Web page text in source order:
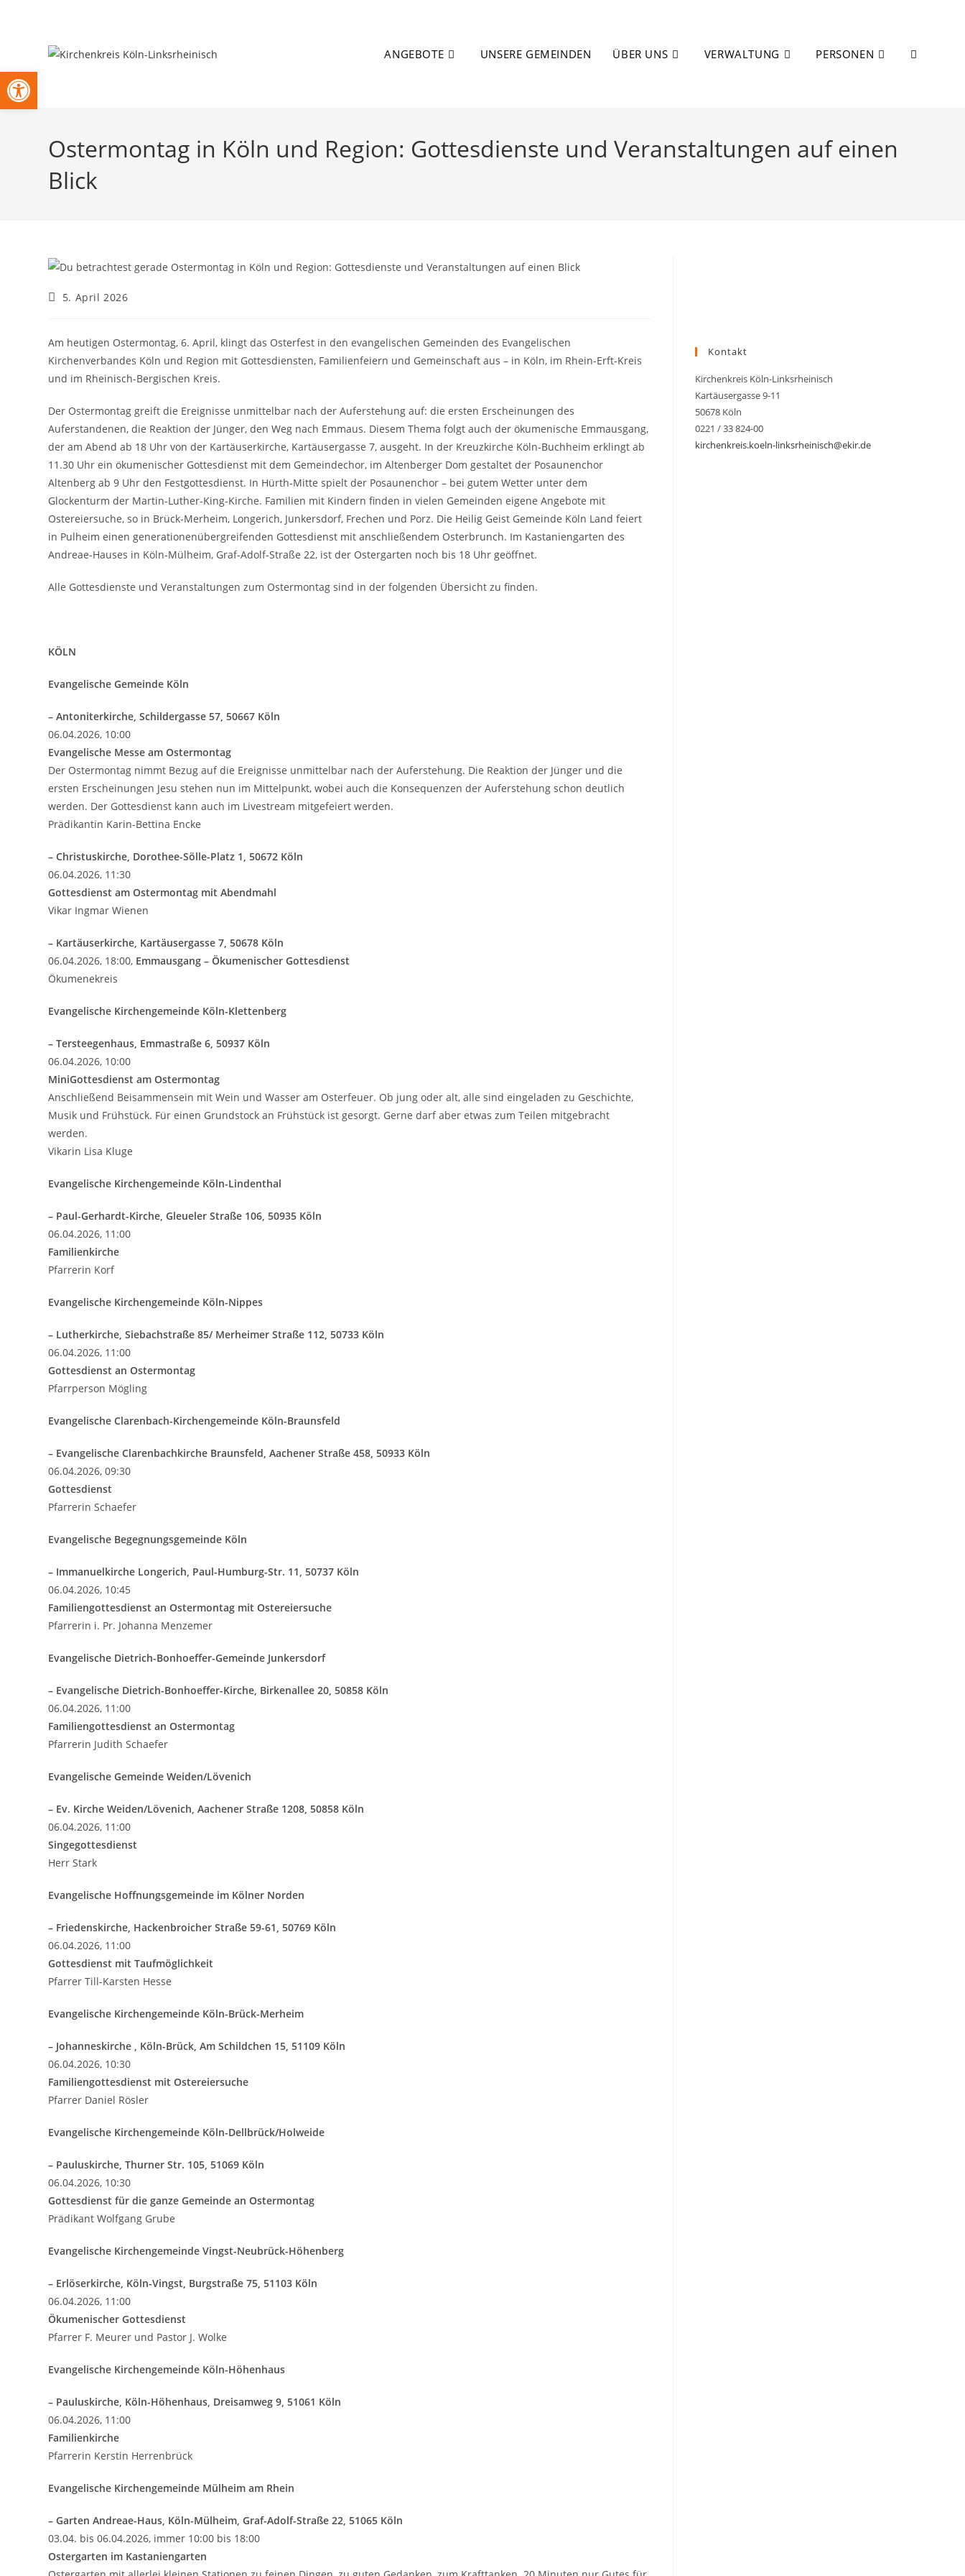
ANGEBOTE UNSERE GEMEINDEN ÜBER UNS VERWALTUNG PERSONEN WEBSITE-
Ostermontag in Köln und Region: Gottesdienste und Veranstaltungen auf einen
Blick
Beitrag
5. April 2026
Am heutigen Ostermontag, 6. April, klingt das Osterfest in den evangelischen Gemeinden des Evangelischen
Kirchenverbandes Köln und Region mit Gottesdiensten, Familienfeiern und Gemeinschaft aus – in Köln, im Rhein-Erft-Kreis
und im Rheinisch-Bergischen Kreis.
Der Ostermontag greift die Ereignisse unmittelbar nach der Auferstehung auf: die ersten Erscheinungen des
Auferstandenen, die Reaktion der Jünger, den Weg nach Emmaus. Diesem Thema folgt auch der ökumenische Emmausgang,
der am Abend ab 18 Uhr von der Kartäuserkirche, Kartäusergasse 7, ausgeht. In der Kreuzkirche Köln-Buchheim erklingt ab
11.30 Uhr ein ökumenischer Gottesdienst mit dem Gemeindechor, im Altenberger Dom gestaltet der Posaunenchor
Altenberg ab 9 Uhr den Festgottesdienst. In Hürth-Mitte spielt der Posaunenchor – bei gutem Wetter unter dem
Glockenturm der Martin-Luther-King-Kirche. Familien mit Kindern finden in vielen Gemeinden eigene Angebote mit
Ostereiersuche, so in Brück-Merheim, Longerich, Junkersdorf, Frechen und Porz. Die Heilig Geist Gemeinde Köln Land feiert
in Pulheim einen generationenübergreifenden Gottesdienst mit anschließendem Osterbrunch. Im Kastaniengarten des
Andreae-Hauses in Köln-Mülheim, Graf-Adolf-Straße 22, ist der Ostergarten noch bis 18 Uhr geöffnet.
Alle Gottesdienste und Veranstaltungen zum Ostermontag sind in der folgenden Übersicht zu finden.
KÖLN
Evangelische Gemeinde Köln
– Antoniterkirche, Schildergasse 57, 50667 Köln
06.04.2026, 10:00
Evangelische Messe am Ostermontag
Der Ostermontag nimmt Bezug auf die Ereignisse unmittelbar nach der Auferstehung. Die Reaktion der Jünger und die
ersten Erscheinungen Jesu stehen nun im Mittelpunkt, wobei auch die Konsequenzen der Auferstehung schon deutlich
werden. Der Gottesdienst kann auch im Livestream mitgefeiert werden.
Prädikantin Karin-Bettina Encke
– Christuskirche, Dorothee-Sölle-Platz 1, 50672 Köln
06.04.2026, 11:30
Gottesdienst am Ostermontag mit Abendmahl
Vikar Ingmar Wienen
– Kartäuserkirche, Kartäusergasse 7, 50678 Köln
06.04.2026, 18:00, Emmausgang – Ökumenischer Gottesdienst
Ökumenekreis
Evangelische Kirchengemeinde Köln-Klettenberg
– Tersteegenhaus, Emmastraße 6, 50937 Köln
06.04.2026, 10:00
MiniGottesdienst am Ostermontag
Anschließend Beisammensein mit Wein und Wasser am Osterfeuer. Ob jung oder alt, alle sind eingeladen zu Geschichte,
Musik und Frühstück. Für einen Grundstock an Frühstück ist gesorgt. Gerne darf aber etwas zum Teilen mitgebracht
werden.
Vikarin Lisa Kluge
Evangelische Kirchengemeinde Köln-Lindenthal
– Paul-Gerhardt-Kirche, Gleueler Straße 106, 50935 Köln
06.04.2026, 11:00
Familienkirche
Pfarrerin Korf
Evangelische Kirchengemeinde Köln-Nippes
– Lutherkirche, Siebachstraße 85/ Merheimer Straße 112, 50733 Köln
06.04.2026, 11:00
Gottesdienst an Ostermontag
Pfarrperson Mögling
Evangelische Clarenbach-Kirchengemeinde Köln-Braunsfeld
– Evangelische Clarenbachkirche Braunsfeld, Aachener Straße 458, 50933 Köln
06.04.2026, 09:30
Gottesdienst
Pfarrerin Schaefer
Evangelische Begegnungsgemeinde Köln
– Immanuelkirche Longerich, Paul-Humburg-Str. 11, 50737 Köln
06.04.2026, 10:45
Familiengottesdienst an Ostermontag mit Ostereiersuche
Pfarrerin i. Pr. Johanna Menzemer
Evangelische Dietrich-Bonhoeffer-Gemeinde Junkersdorf
– Evangelische Dietrich-Bonhoeffer-Kirche, Birkenallee 20, 50858 Köln
06.04.2026, 11:00
Familiengottesdienst an Ostermontag
Pfarrerin Judith Schaefer
Evangelische Gemeinde Weiden/Lövenich
– Ev. Kirche Weiden/Lövenich, Aachener Straße 1208, 50858 Köln
06.04.2026, 11:00
Singegottesdienst
Herr Stark
Evangelische Hoffnungsgemeinde im Kölner Norden
– Friedenskirche, Hackenbroicher Straße 59-61, 50769 Köln
06.04.2026, 11:00
Gottesdienst mit Taufmöglichkeit
Pfarrer Till-Karsten Hesse
Evangelische Kirchengemeinde Köln-Brück-Merheim
– Johanneskirche , Köln-Brück, Am Schildchen 15, 51109 Köln
06.04.2026, 10:30
Familiengottesdienst mit Ostereiersuche
Pfarrer Daniel Rösler
Evangelische Kirchengemeinde Köln-Dellbrück/Holweide
– Pauluskirche, Thurner Str. 105, 51069 Köln
06.04.2026, 10:30
Gottesdienst für die ganze Gemeinde an Ostermontag
Prädikant Wolfgang Grube
Evangelische Kirchengemeinde Vingst-Neubrück-Höhenberg
– Erlöserkirche, Köln-Vingst, Burgstraße 75, 51103 Köln
06.04.2026, 11:00
Ökumenischer Gottesdienst
Pfarrer F. Meurer und Pastor J. Wolke
Evangelische Kirchengemeinde Köln-Höhenhaus
– Pauluskirche, Köln-Höhenhaus, Dreisamweg 9, 51061 Köln
06.04.2026, 11:00
Familienkirche
Pfarrerin Kerstin Herrenbrück
Evangelische Kirchengemeinde Mülheim am Rhein
– Garten Andreae-Haus, Köln-Mülheim, Graf-Adolf-Straße 22, 51065 Köln
03.04. bis 06.04.2026, immer 10:00 bis 18:00
Ostergarten im Kastaniengarten
Kontakt
Kirchenkreis Köln-Linksrheinisch
Kartäusergasse 9-11
50678 Köln
0221 / 33 824-00
kirchenkreis.koeln-linksrheinisch@ekir.de
Open toolbar